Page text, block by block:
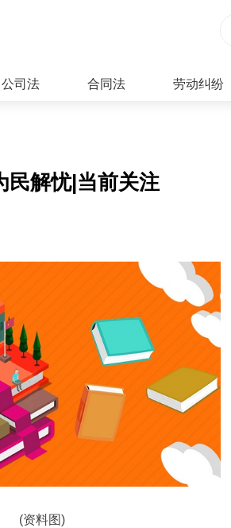
公司法 合同法 劳动纠纷
民解忧|当前关注
(资料图)